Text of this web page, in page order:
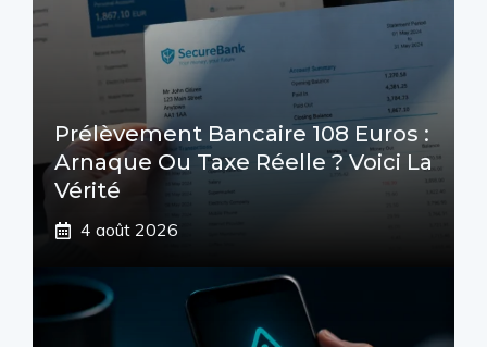
Prélèvement Bancaire 108 Euros :
Arnaque Ou Taxe Réelle ? Voici La
Vérité
4 août 2026